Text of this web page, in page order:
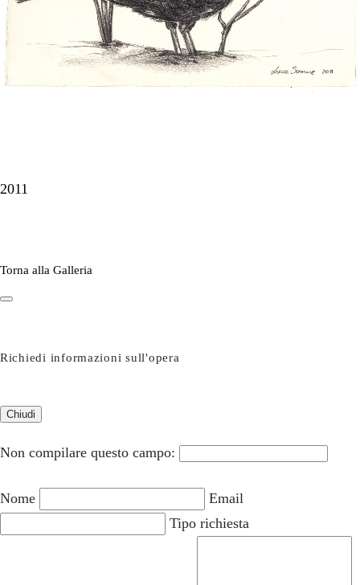
2011
Torna alla Galleria
Richiedi informazioni sull'opera
Chiudi
Non compilare questo campo:
Nome
Email
Tipo richiesta